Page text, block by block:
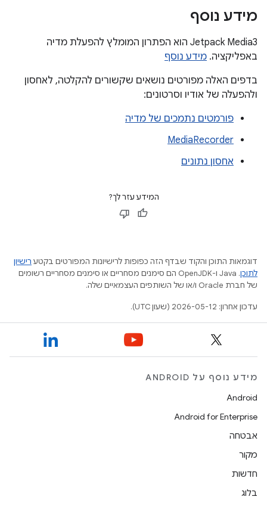
מידע נוסף
‫Jetpack Media3 הוא הפתרון המומלץ להפעלת מדיה
באפליקציה. מידע נוסף
בדפים האלה מפורטים נושאים שקשורים להקלטה, לאחסון
ולהפעלה של אודיו וסרטונים:
פורמטים נתמכים של מדיה
MediaRecorder
אחסון נתונים
המידע עזר לך?
דוגמאות התוכן והקוד שבדף הזה כפופות לרישיונות המפורטים בקטע רישיון
לתוכן
.‏ Java ו-OpenJDK הם סימנים מסחריים או סימנים מסחריים רשומים
של חברת Oracle ו/או של השותפים העצמאיים שלה.
עדכון אחרון: 2026-05-12 (שעון UTC).
מידע נוסף על ANDROID
Android
Android for Enterprise
אבטחה
מקור
חדשות
בלוג